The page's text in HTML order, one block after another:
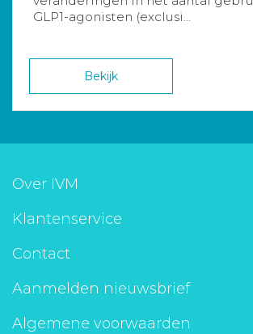
GLP1-agonisten (exclusi...
Bekijk
Over IVM
Klantenservice
Contact
Aanmelden nieuwsbrief
Algemene voorwaarden